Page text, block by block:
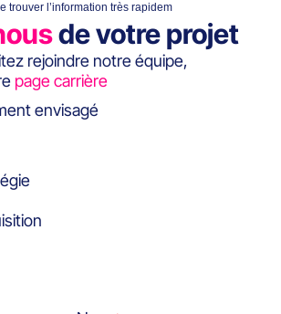
trouver l’information très rapidem
de votre projet
rejoindre notre équipe,
page carrière
envisagé